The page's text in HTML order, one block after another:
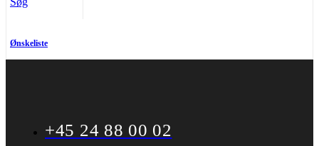
Ønskeliste
+45 24 88 00 02